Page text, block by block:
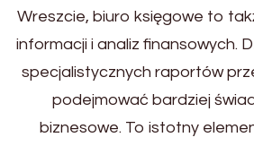
Wreszcie, biuro księgowe to
informacji i analiz finansowych.
specjalistycznych raportów
podejmować bardziej
biznesowe. To istotny